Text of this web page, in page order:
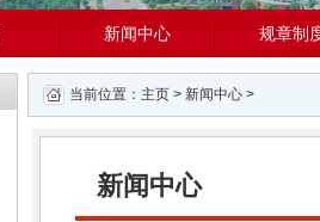
新闻中心 规章制
当前位置： 主页 > 新闻中心 >
新闻中心